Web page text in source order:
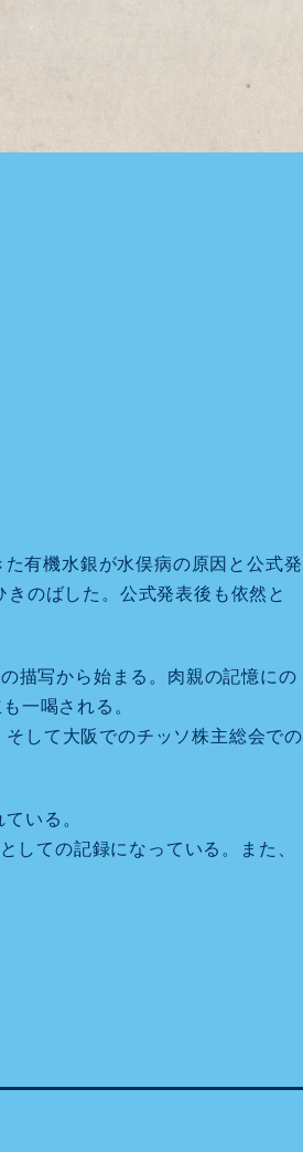
有機水銀が水俣病の原因と公式発
のばした。公式発表後も依然と
描写から始まる。肉親の記憶にの
一喝される。
して大阪でのチッソ株主総会での
いる。
ての記録になっている。また、